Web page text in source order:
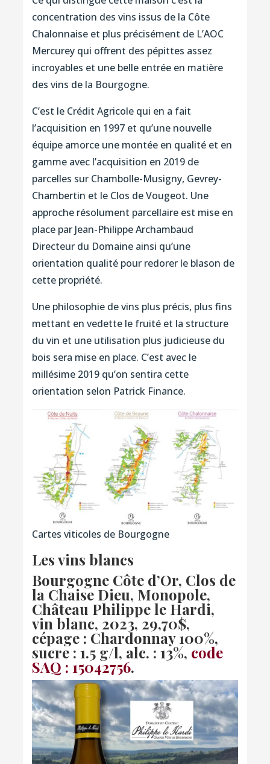
concentration des vins issus de la Côte
Chalonnaise et plus précisément de L’AOC
Mercurey qui offrent des pépittes assez
incroyables et une belle entrée en matière
des vins de la Bourgogne.
C’est le Crédit Agricole qui en a fait
l’acquisition en 1997 et qu’une nouvelle
équipe amorce une montée en qualité et en
gamme avec l’acquisition en 2019 de
parcelles sur Chambolle-Musigny, Gevrey-
Chambertin et le Clos de Vougeot. Une
approche résolument parcellaire est mise en
place par Jean-Philippe Archambaud
Directeur du Domaine ainsi qu’une
orientation qualité pour redorer le blason de
cette propriété.
Une philosophie de vins plus précis, plus fins
mettant en vedette le fruité et la structure
du vin et une utilisation plus judicieuse du
bois sera mise en place. C’est avec le
millésime 2019 qu’on sentira cette
orientation selon Patrick Finance.
Cartes viticoles de Bourgogne
Les vins blancs
Bourgogne Côte d’Or, Clos de
la Chaise Dieu, Monopole,
Château Philippe le Hardi,
vin blanc, 2023, 29,70$,
cépage : Chardonnay 100%,
sucre : 1.5 g/l, alc. : 13%, code
SAQ : 15042756.